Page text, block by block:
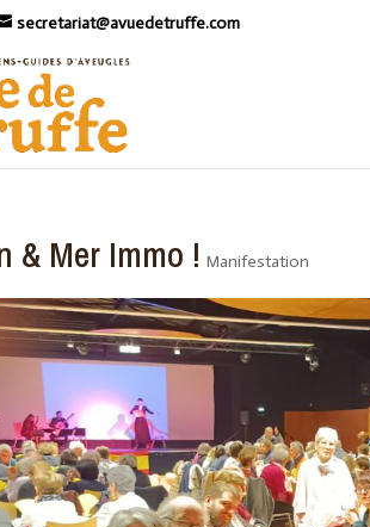
secretariat@avuedetruffe.com
& Mer Immo ! Manifestation